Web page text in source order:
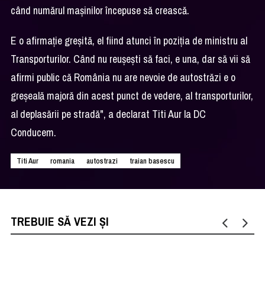
când numărul maşinilor începuse să crească.
E o afirmaţie greşită, el fiind atunci în poziţia de ministru al
Transporturilor. Când nu reuşeşti să faci, e una, dar să vii să
afirmi public că România nu are nevoie de autostrăzi e o
greşeală majoră din acest punct de vedere, al transporturilor,
al deplasării pe stradă", a declarat Titi Aur la DC
Conducem.
Titi Aur romania autostrazi traian basescu
TREBUIE SĂ VEZI ȘI